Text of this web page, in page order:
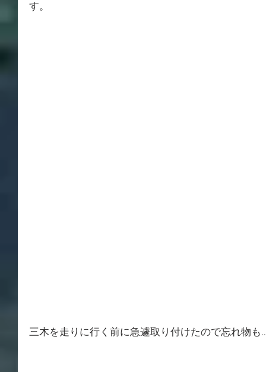
す。
三木を走りに行く前に急遽取り付けたので忘れ物も